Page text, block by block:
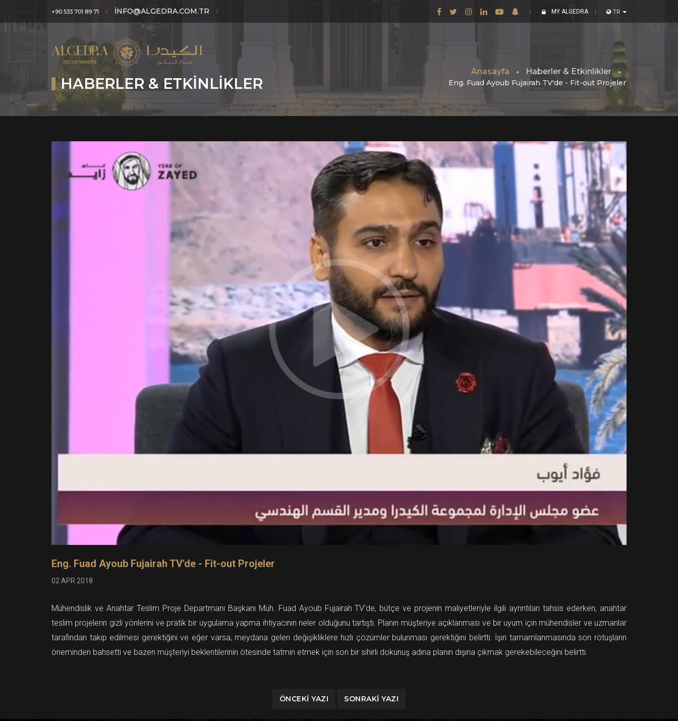
+90 533 701 89 71 INFO@ALGEDRA.COM.TR MY ALGEDRA TR
HABERLER & ETKINLIKLER
Anasayfa Haberler & Etkinlikler
Eng. Fuad Ayoub Fujairah TV'de - Fit-out Projeler
Eng. Fuad Ayoub Fujairah TV'de - Fit-out Projeler
02 APR 2018
Mühendislik ve Anahtar Teslim Proje Departmanı Başkanı Müh. Fuad Ayoub Fujairah TV'de, bütçe ve projenin maliyetleriyle ilgili ayrıntıları tahsis ederken, anahtar
teslim projelerin gizli yönlerini ve pratik bir uygulama yapma ihtiyacının neler olduğunu tartıştı. Planın müşteriye açıklanması ve bir uyum için mühendisler ve uzmanlar
tarafından takip edilmesi gerektiğini ve eğer varsa, meydana gelen değişikliklere hızlı çözümler bulunması gerektiğini belirtti. İşin tamamlanmasında son rötuşların
öneminden bahsetti ve bazen müşteriyi beklentilerinin ötesinde tatmin etmek için son bir sihirli dokunuş adına planın dışına çıkmak gerekebileceğini belirtti.
ÖNCEKI YAZI SONRAKI YAZI